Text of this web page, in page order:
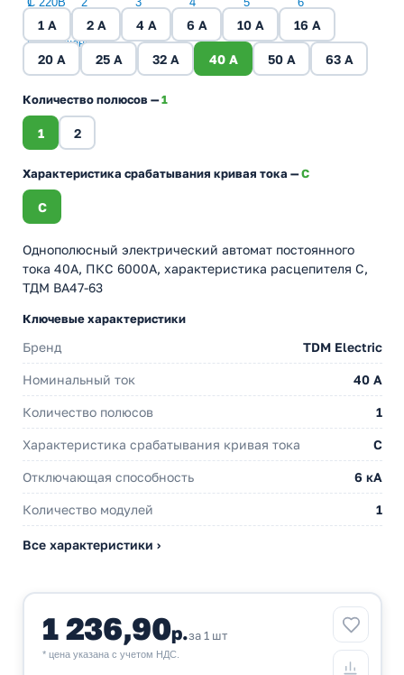
1 A 2 A 4 A 6 A 10 A 16 A
20 A 25 A 32 A 40 A 50 A 63 A
Количество полюсов —1
1 2
Характеристика срабатывания кривая тока —C
C
Однополюсный электрический автомат постоянного
тока 40А, ПКС 6000А, характеристика расцепителя С,
ТДМ ВА47-63
Ключевые характеристики
Бренд TDM Electric
Номинальный ток 40 A
Количество полюсов 1
Характеристика срабатывания кривая тока C
Отключающая способность 6 кА
Количество модулей 1
Все характеристики ›
1 236,90р.за 1 шт
* цена указана с учетом НДС.